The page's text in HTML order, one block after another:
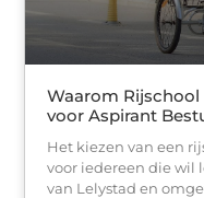
Waarom Rijschool
voor Aspirant
Het kiezen van een
voor iedereen die wil
van Lelystad en